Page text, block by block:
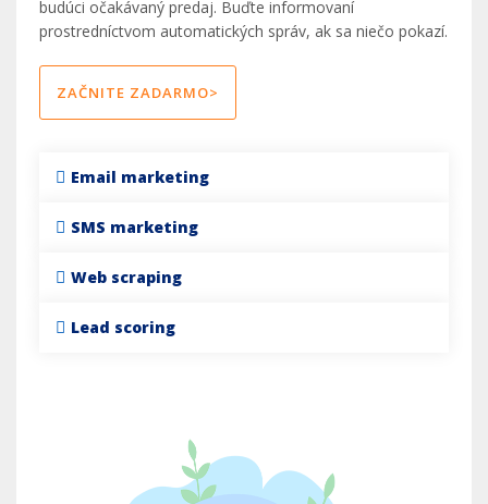
budúci očakávaný predaj. Buďte informovaní
prostredníctvom automatických správ, ak sa niečo pokazí.
ZAČNITE ZADARMO>
Email marketing
SMS marketing
Web scraping
Lead scoring